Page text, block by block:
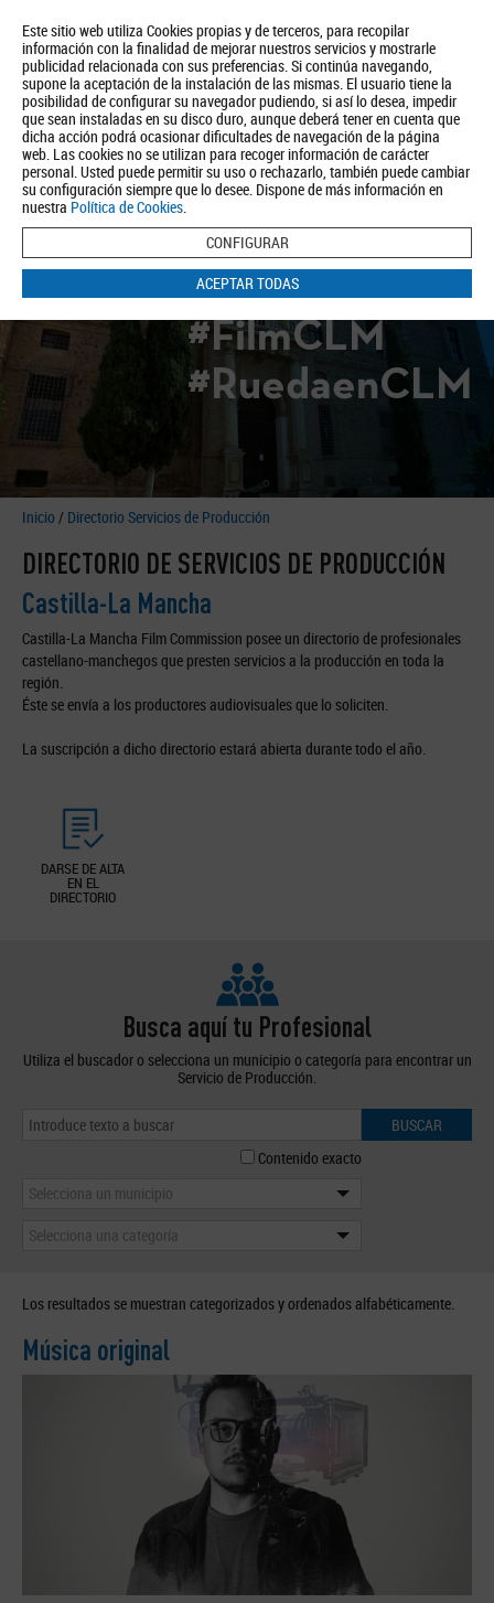
Este sitio web utiliza Cookies propias y de terceros, para recopilar
información con la finalidad de mejorar nuestros servicios y mostrarle
publicidad relacionada con sus preferencias. Si continúa navegando,
supone la aceptación de la instalación de las mismas. El usuario tiene la
posibilidad de configurar su navegador pudiendo, si así lo desea, impedir
que sean instaladas en su disco duro, aunque deberá tener en cuenta que
dicha acción podrá ocasionar dificultades de navegación de la página
web. Las cookies no se utilizan para recoger información de carácter
personal. Usted puede permitir su uso o rechazarlo, también puede cambiar
su configuración siempre que lo desee. Dispone de más información en
nuestra Política de Cookies.
CONFIGURAR
ACEPTAR TODAS
Quiénes somos Turismo Política de Privacidad Aviso Legal
Política de Cookies
BUSCAR
#FilmCLM
#RuedaenCLM
Inicio / Directorio Servicios de Producción
DIRECTORIO DE SERVICIOS DE PRODUCCIÓN
Castilla-La Mancha
Castilla-La Mancha Film Commission posee un directorio de profesionales
castellano-manchegos que presten servicios a la producción en toda la
región.
Éste se envía a los productores audiovisuales que lo soliciten.
La suscripción a dicho directorio estará abierta durante todo el año.
DARSE DE ALTA
EN EL
DIRECTORIO
Busca aquí tu Profesional
Utiliza el buscador o selecciona un municipio o categoría para encontrar un
Servicio de Producción.
BUSCAR
Contenido exacto
Selecciona un municipio
Selecciona una categoría
Los resultados se muestran categorizados y ordenados alfabéticamente.
Música original